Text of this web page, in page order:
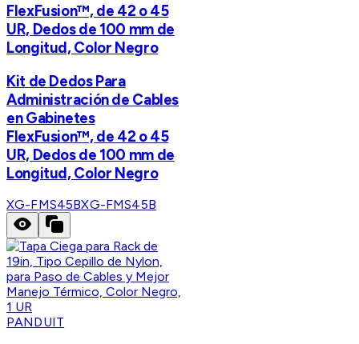
FlexFusion™, de 42 o 45
UR, Dedos de 100 mm de
Longitud, Color Negro
Kit de Dedos Para
Administración de Cables
en Gabinetes
FlexFusion™, de 42 o 45
UR, Dedos de 100 mm de
Longitud, Color Negro
XG-FMS45BXG-FMS45B
PANDUIT